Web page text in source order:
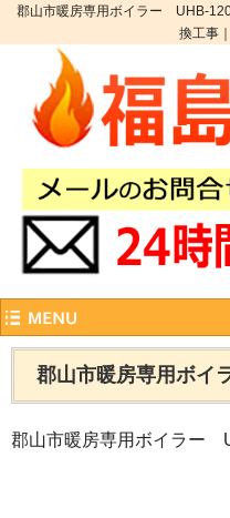
郡山市暖房専用ボイラー UHB-
換工事
郡山市暖房専用ボ
郡山市暖房専用ボイラー